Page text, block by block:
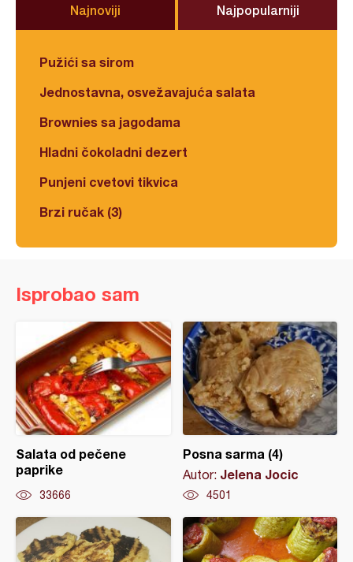
Najnoviji Najpopularniji
Pužići sa sirom
Jednostavna, osvežavajuća salata
Brownies sa jagodama
Hladni čokoladni dezert
Punjeni cvetovi tikvica
Brzi ručak (3)
Isprobao sam
Salata od pečene
paprike
33666
Posna sarma (4)
Autor: Jelena Jocic
4501